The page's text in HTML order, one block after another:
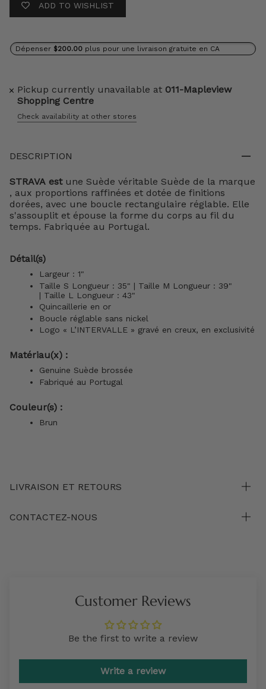
ADD TO WISHLIST
Dépenser $200.00 plus pour une livraison gratuite en CA
Pickup currently unavailable at 011-Mapleview
Shopping Centre
Check availability at other stores
DESCRIPTION
STRAVA est une Suède véritable Suède de la marque
, aux proportions raffinées et dotée de finitions
dorées, avec une boucle rectangulaire réglable. Elle
s'assouplit et épouse la forme du corps au fil du
temps. Fabriquée au Portugal.
Détail(s)
Largeur : 1"
Taille S Longueur : 35" | Taille M Longueur : 39"
| Taille L Longueur : 43"
Quincaillerie en or
Boucle réglable sans nickel
Logo « L’INTERVALLE » gravé en creux, en exclusivité
Matériau(x) :
Genuine Suède brossée
Fabriqué au Portugal
Couleur(s) :
Brun
LIVRAISON ET RETOURS
CONTACTEZ-NOUS
Customer Reviews
Be the first to write a review
Write a review